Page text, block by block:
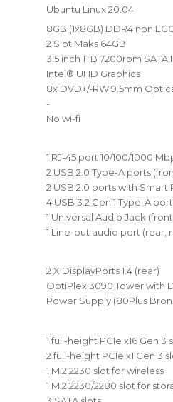
Ubuntu Linux 20.04
8GB (1x8GB) DDR4 non
2 Slot Maks 64GB
3.5 inch 1TB 7200rpm
Intel® UHD Graphics
8x DVD+/-RW 9.5mm
-
No wi-fi
1 RJ-45 port 10/100/1000
2 USB 2.0 Type-A ports
2 USB 2.0 ports with Smart
4 USB 3.2 Gen 1 Type-A
1 Universal Audio Jack
1 Line-out audio port (rear,
2 X DisplayPorts 1.4 (rear)
OptiPlex 3090 Tower with
Power Supply (80Plus
1 full-height PCIe x16 Gen 3
2 full-height PCIe x1 Gen 3
1 M.2 2230 slot for wireless
1 M.2 2230/2280 slot for